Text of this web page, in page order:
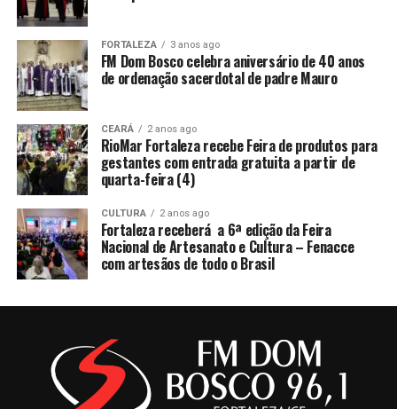
FORTALEZA 3 anos ago
FM Dom Bosco celebra aniversário de 40 anos
de ordenação sacerdotal de padre Mauro
CEARÁ 2 anos ago
RioMar Fortaleza recebe Feira de produtos para
gestantes com entrada gratuita a partir de
quarta-feira (4)
CULTURA 2 anos ago
Fortaleza receberá a 6ª edição da Feira
Nacional de Artesanato e Cultura – Fenacce
com artesãos de todo o Brasil